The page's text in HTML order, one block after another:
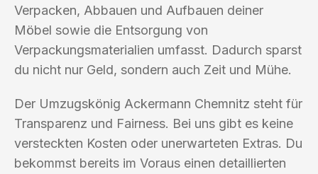
Verpacken, Abbauen und Aufbauen deiner
Möbel sowie die Entsorgung von
Verpackungsmaterialien umfasst. Dadurch sparst
du nicht nur Geld, sondern auch Zeit und Mühe.
Der Umzugskönig Ackermann Chemnitz steht für
Transparenz und Fairness. Bei uns gibt es keine
versteckten Kosten oder unerwarteten Extras. Du
bekommst bereits im Voraus einen detaillierten